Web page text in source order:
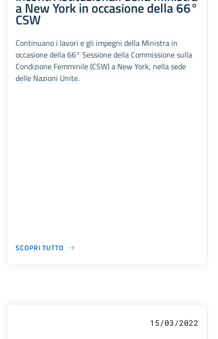
a New York in occasione della 66°
CSW
Continuano i lavori e gli impegni della Ministra in
occasione della 66° Sessione della Commissione sulla
Condizione Femminile (CSW) a New York, nella sede
delle Nazioni Unite.
SCOPRI TUTTO
15/03/2022